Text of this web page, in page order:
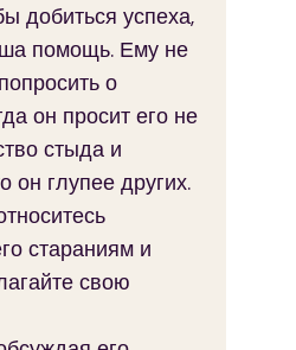
добиться успеха,
помощь. Ему не
о
он просит его не
стыда и
он глупее других.
стараниям и
свою